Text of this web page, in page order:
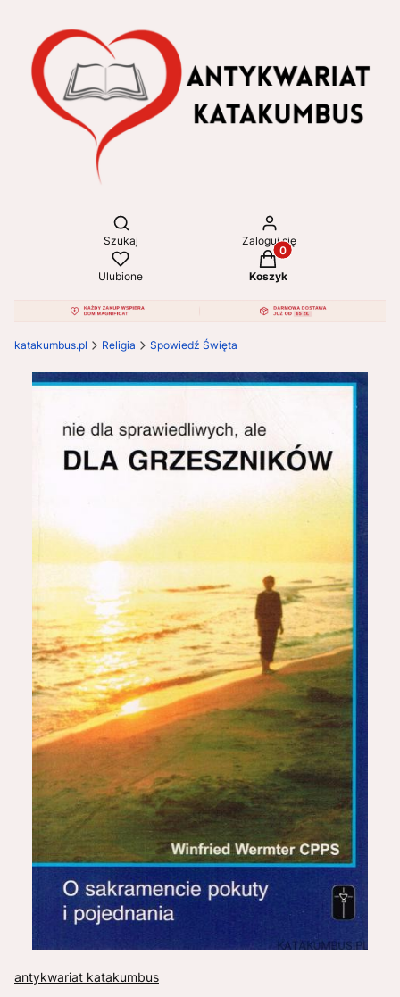
Otwórz wyszukiwarkę
Szukaj Zaloguj się
Ulubione
Produkty w koszyku:
Koszyk
katakumbus.pl Religia Spowiedź Święta
antykwariat katakumbus